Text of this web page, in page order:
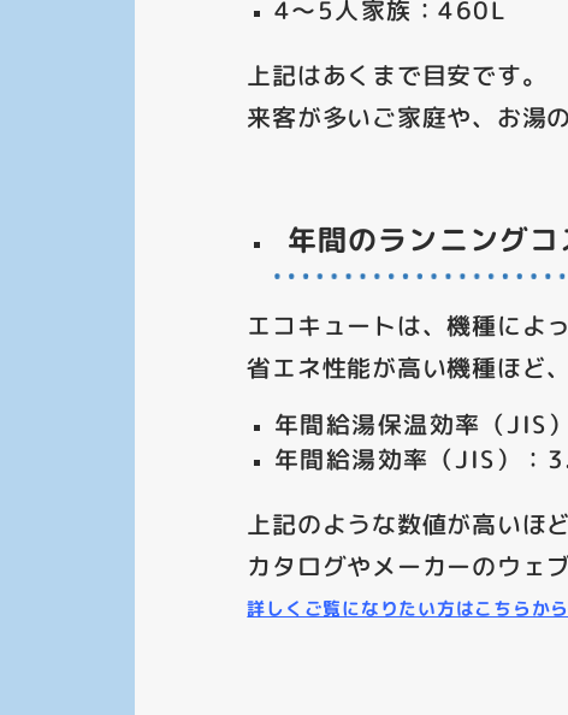
4～5人家族：460L
上記はあくまで目安です。
来客が多いご家庭や、お湯
年間のランニング
エコキュートは、機種によ
省エネ性能が高い機種ほど
年間給湯保温効率（JIS
年間給湯効率（JIS）：
上記のような数値が高いほ
カタログやメーカーのウェ
詳しくご覧になりたい方はこちらか